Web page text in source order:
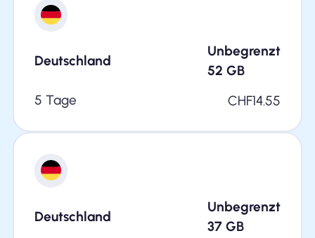
Deutschland
Unbegrenzt
52 GB
5 Tage
CHF14.55
Deutschland
Unbegrenzt
37 GB